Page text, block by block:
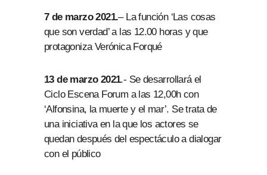
7 de marzo 2021.– La función ‘Las cosas
que son verdad’ a las 12.00 horas y que
protagoniza Verónica Forqué
13 de marzo 2021.- Se desarrollará el
Ciclo Escena Forum a las 12,00h con
‘Alfonsina, la muerte y el mar’. Se trata de
una iniciativa en la que los actores se
quedan después del espectáculo a dialogar
con el público